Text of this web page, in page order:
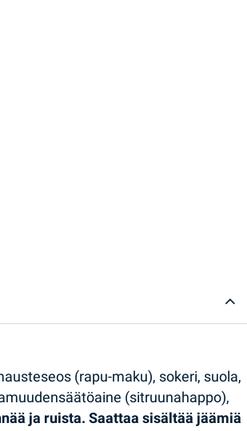
(rapu-maku), sokeri, suola,
(sitruunahappo),
ja ruista. Saattaa sisältää jäämiä